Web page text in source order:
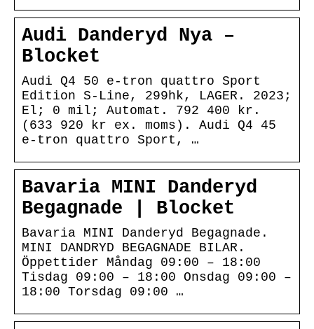
Audi Danderyd Nya –
Blocket
Audi Q4 50 e-tron quattro Sport
Edition S-Line, 299hk, LAGER. 2023;
El; 0 mil; Automat. 792 400 kr.
(633 920 kr ex. moms). Audi Q4 45
e-tron quattro Sport, …
Bavaria MINI Danderyd
Begagnade | Blocket
Bavaria MINI Danderyd Begagnade.
MINI DANDRYD BEGAGNADE BILAR.
Öppettider Måndag 09:00 – 18:00
Tisdag 09:00 – 18:00 Onsdag 09:00 –
18:00 Torsdag 09:00 …